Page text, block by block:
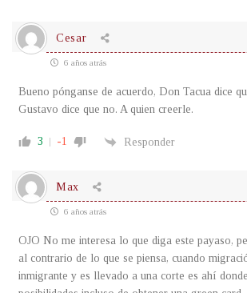
Cesar
6 años atrás
Bueno pónganse de acuerdo, Don Tacua dice
Gustavo dice que no. A quien creerle.
3 -1 Responder
Max
6 años atrás
OJO No me interesa lo que diga este payaso,
al contrario de lo que se piensa, cuando
inmigrante y es llevado a una corte es ahí